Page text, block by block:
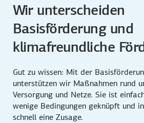
Wir unterscheiden
Basisförderung und
klimafreundliche
Gut zu wissen: Mit der
unterstützen wir Maßnahmen rund
Versorgung und Netze. Sie ist
wenige Bedingungen geknüpft und
schnell eine Zusage.